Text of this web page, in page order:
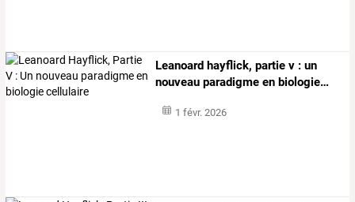
Leanoard hayflick, partie v : un
nouveau paradigme en biologie…
1 févr. 2026